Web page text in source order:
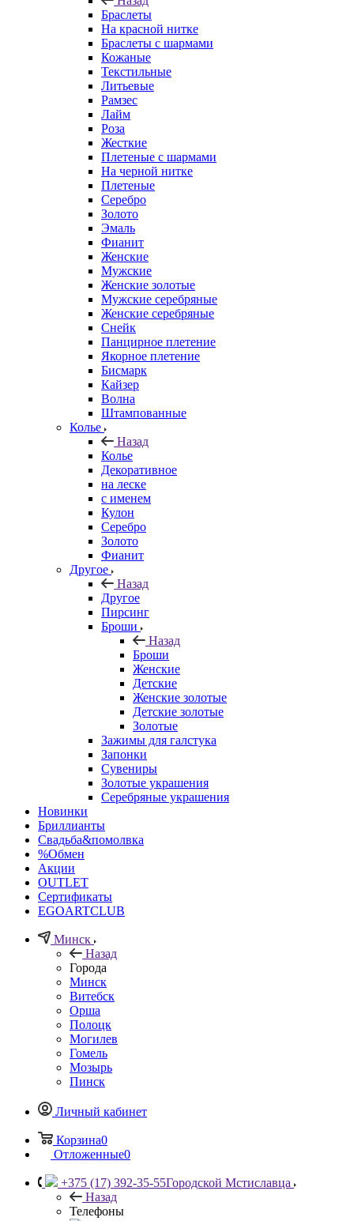
Браслеты
На красной нитке
Браслеты с шармами
Кожаные
Текстильные
Литьевые
Рамзес
Лайм
Роза
Жесткие
Плетеные с шармами
На черной нитке
Плетеные
Серебро
Золото
Эмаль
Фианит
Женские
Мужские
Женские золотые
Мужские серебряные
Женские серебряные
Снейк
Панцирное плетение
Якорное плетение
Бисмарк
Кайзер
Волна
Штампованные
Колье
Назад
Колье
Декоративное
на леске
с именем
Кулон
Серебро
Золото
Фианит
Другое
Назад
Другое
Пирсинг
Броши
Назад
Броши
Женские
Детские
Женские золотые
Детские золотые
Золотые
Зажимы для галстука
Запонки
Сувениры
Золотые украшения
Серебряные украшения
Новинки
Бриллианты
Свадьба&помолвка
%Обмен
Акции
OUTLET
Сертификаты
EGOARTCLUB
Минск
Назад
Города
Минск
Витебск
Орша
Полоцк
Могилев
Гомель
Мозырь
Пинск
Личный кабинет
Корзина0
Отложенные0
+375 (17) 392-35-55Городской Мстиславца
Назад
Телефоны